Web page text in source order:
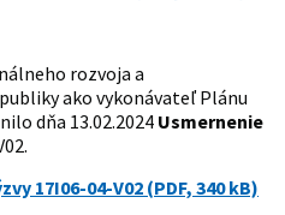
rozvoja a
ako vykonávateľ Plánu
dňa 13.02.2024 Usmernenie
17I06-04-V02 (PDF, 340 kB)